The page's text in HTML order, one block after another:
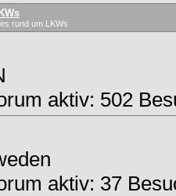
rund um LKWs
aktiv: 502
aktiv: 37